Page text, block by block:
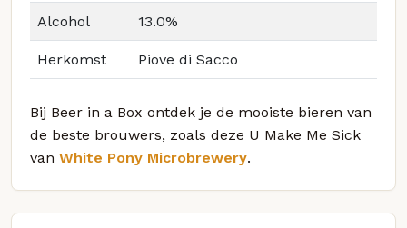
Alcohol 13.0%
Herkomst Piove di Sacco
Bij Beer in a Box ontdek je de mooiste bieren van
de beste brouwers, zoals deze U Make Me Sick
van White Pony Microbrewery.